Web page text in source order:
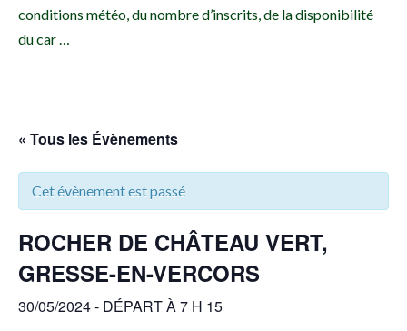
conditions météo, du nombre d’inscrits, de la disponibilité
du car …
« Tous les Évènements
Cet évènement est passé
ROCHER DE CHÂTEAU VERT,
GRESSE-EN-VERCORS
30/05/2024 - DÉPART À 7 H 15